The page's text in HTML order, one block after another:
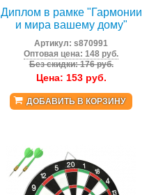
Диплом в рамке "Гармонии
и мира вашему дому"
Артикул:s870991
Оптовая цена: 148 руб.
Без скидки: 176 руб.
Цена: 153руб.
ДОБАВИТЬ В КОРЗИНУ